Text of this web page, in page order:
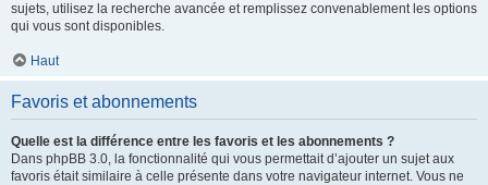
sujets, utilisez la recherche avancée et remplissez convenablement les options
qui vous sont disponibles.
Haut
Favoris et abonnements
Quelle est la différence entre les favoris et les abonnements ?
Dans phpBB 3.0, la fonctionnalité qui vous permettait d’ajouter un sujet aux
favoris était similaire à celle présente dans votre navigateur internet. Vous ne